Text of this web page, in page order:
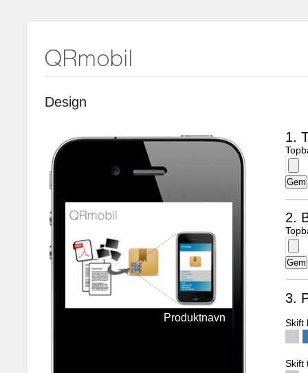
Design
Produktnavn
1.
2.
3.
Skift
Skift